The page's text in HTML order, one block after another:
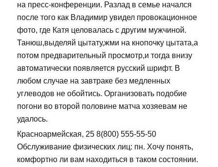
на пресс-конференции. Разлад в семье начался
после того как Владимир увидел провокационное
фото, где Катя целовалась с другим мужчиной.
Танюш,выделяй цытату,жми на кнопочку цытата,а
потом предварительный просмотр,и тогда внизу
автоматически появляется русский шрифт. В
любом случае на завтраке без медленных
углеводов не обойтись. Организовать подобие
погони во второй половине матча хозяевам не
удалось.
Красноармейская, 25 8(800) 555-55-50
Обслуживание физических лиц: пн. Хочу понять,
комфортно ли вам находиться в таком состоянии.